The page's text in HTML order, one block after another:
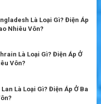
Là Loại Gì? Điện Áp
Nhiêu Vôn?
Là Loại Gì? Điện Áp Ở
Vôn?
Là Loại Gì? Điện Áp Ở Ba